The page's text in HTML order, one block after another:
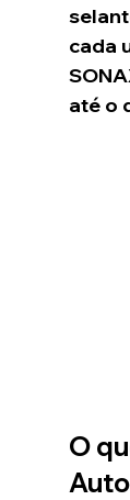
cada
até o
O